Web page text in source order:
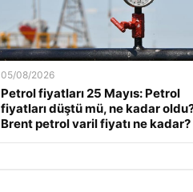
05/08/2026
Petrol fiyatları 25 Mayıs: Petrol
fiyatları düştü mü, ne kadar
Brent petrol varil fiyatı ne kadar?